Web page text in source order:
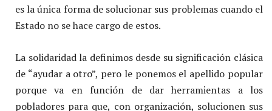
es la única forma de solucionar sus problemas cuando el
Estado no se hace cargo de estos.
La solidaridad la definimos desde su significación clásica
de “ayudar a otro”, pero le ponemos el apellido popular
porque va en función de dar herramientas a los
pobladores para que, con organización, solucionen sus